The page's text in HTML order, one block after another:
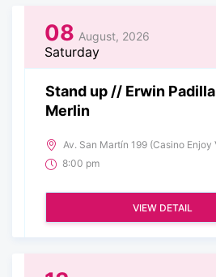
08 August, 2026
Saturday
Stand up // Erwin
Merlin
Av. San Martín 199 (Casino Enjoy
8:00 pm
VIEW DETAIL